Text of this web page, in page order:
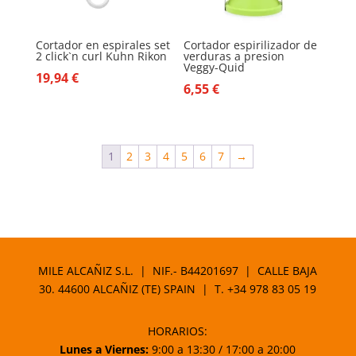
Cortador en espirales set
2 click`n curl Kuhn Rikon
19,94€
Cortador espirilizador de
verduras a presion
Veggy-Quid
6,55€
1 2 3 4 5 6 7 →
MILE ALCAÑIZ S.L. | NIF.- B44201697 | CALLE BAJA
30. 44600 ALCAÑIZ (TE) SPAIN | T.+34 978 83 05 19
HORARIOS:
Lunes a Viernes: 9:00 a 13:30 / 17:00 a 20:00